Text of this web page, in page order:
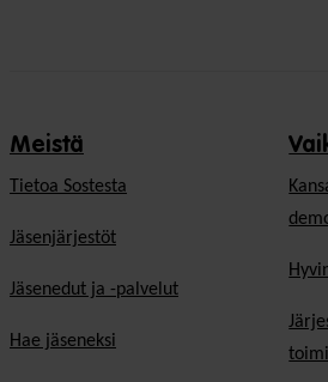
Meistä
Tietoa Sostesta
Jäsenjärjestöt
Jäsenedut ja -palvelut
Hae jäseneksi